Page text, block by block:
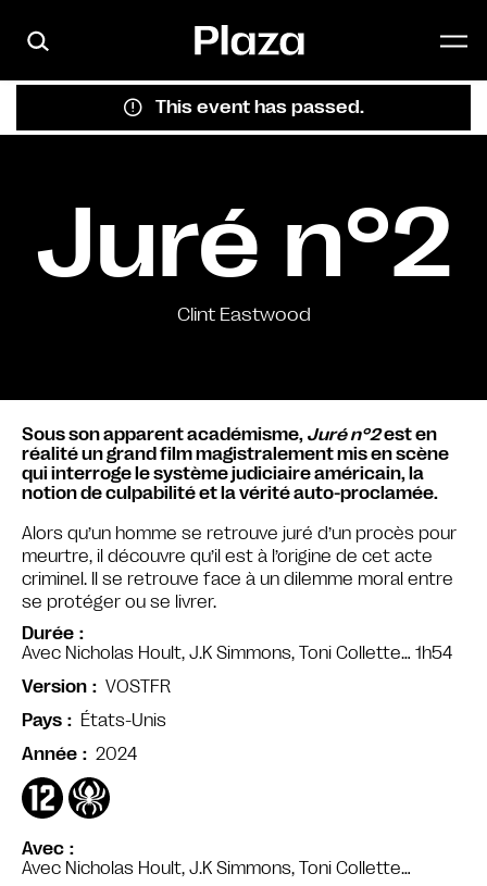
This event has passed.
Juré n°2
Clint Eastwood
Avec
Avec Nicholas Hoult, J.K Simmons, Toni Collette…
Sous son apparent académisme, Juré n°2est en
réalité un grand film magistralement mis en scène
qui interroge le système judiciaire américain, la
notion de culpabilité et la vérité auto-proclamée.
Alors qu’un homme se retrouve juré d’un procès pour
meurtre, il découvre qu’il est à l’origine de cet acte
criminel. Il se retrouve face à un dilemme moral entre
se protéger ou se livrer.
Durée
Avec Nicholas Hoult, J.K Simmons, Toni Collette… 1h54
Version
VOSTFR
Pays
États-Unis
Année
2024